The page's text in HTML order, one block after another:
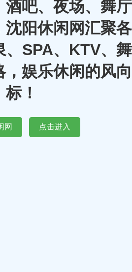
酒吧、夜场、舞厅
沈阳休闲网汇聚各
、SPA、KTV、舞
，娱乐休闲的风向
标！
网 点击进入